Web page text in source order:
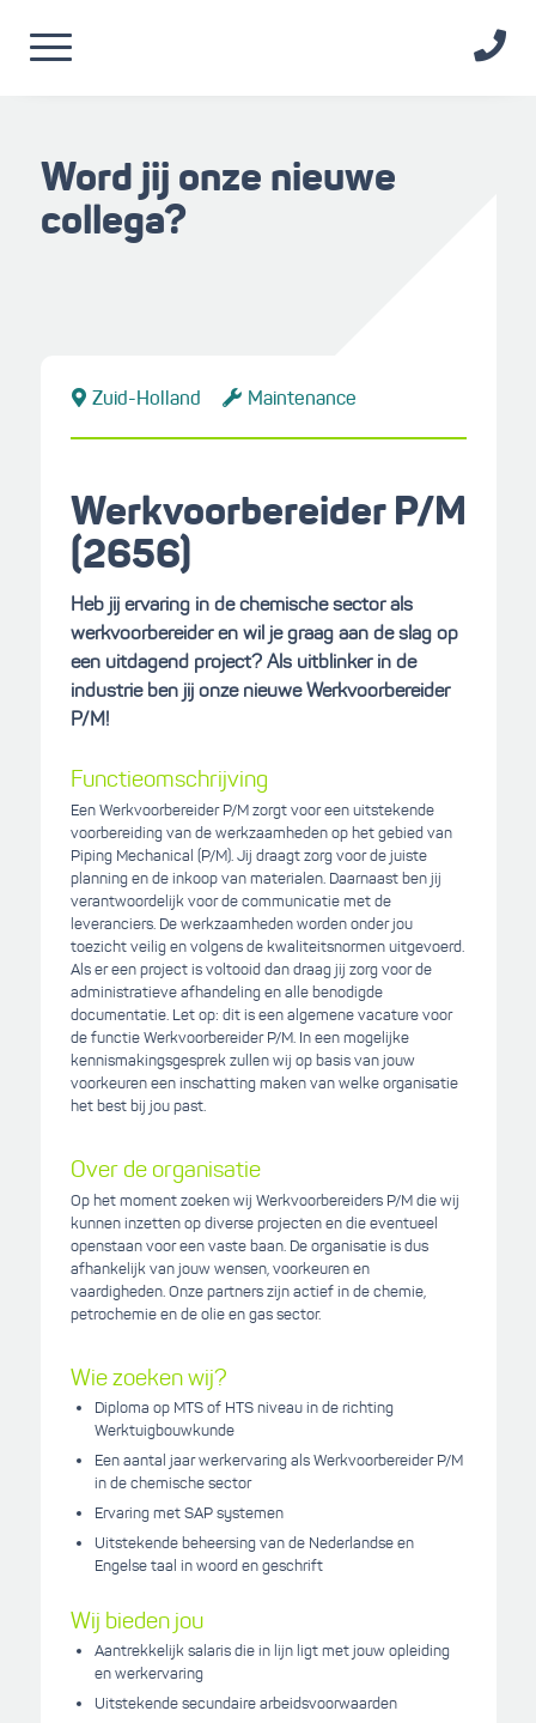
Word jij onze nieuwe
collega?
Zuid-Holland Maintenance
Werkvoorbereider P/M
(2656)
Heb jij ervaring in de chemische sector als
werkvoorbereider en wil je graag aan de slag op
een uitdagend project? Als uitblinker in de
industrie ben jij onze nieuwe Werkvoorbereider
P/M!
Functieomschrijving
Een Werkvoorbereider P/M zorgt voor een uitstekende
voorbereiding van de werkzaamheden op het gebied van
Piping Mechanical (P/M). Jij draagt zorg voor de juiste
planning en de inkoop van materialen. Daarnaast ben jij
verantwoordelijk voor de communicatie met de
leveranciers. De werkzaamheden worden onder jou
toezicht veilig en volgens de kwaliteitsnormen uitgevoerd.
Als er een project is voltooid dan draag jij zorg voor de
administratieve afhandeling en alle benodigde
documentatie. Let op: dit is een algemene vacature voor
de functie Werkvoorbereider P/M. In een mogelijke
kennismakingsgesprek zullen wij op basis van jouw
voorkeuren een inschatting maken van welke organisatie
het best bij jou past.
Over de organisatie
Op het moment zoeken wij Werkvoorbereiders P/M die wij
kunnen inzetten op diverse projecten en die eventueel
openstaan voor een vaste baan. De organisatie is dus
afhankelijk van jouw wensen, voorkeuren en
vaardigheden. Onze partners zijn actief in de chemie,
petrochemie en de olie en gas sector.
Wie zoeken wij?
Diploma op MTS of HTS niveau in de richting
Werktuigbouwkunde
Een aantal jaar werkervaring als Werkvoorbereider P/M
in de chemische sector
Ervaring met SAP systemen
Uitstekende beheersing van de Nederlandse en
Engelse taal in woord en geschrift
Wij bieden jou
Aantrekkelijk salaris die in lijn ligt met jouw opleiding
en werkervaring
Uitstekende secundaire arbeidsvoorwaarden